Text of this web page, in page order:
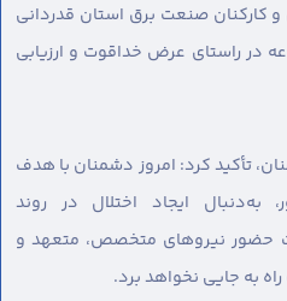
کارکنان صنعت برق استان قدردانی
در راستای عرض خداقوت و ارزیابی
تأکید کرد: امروز دشمنان با هدف
به‌دنبال ایجاد اختلال در روند
حضور نیروهای متخصص، متعهد و
به جایی نخواهد برد.